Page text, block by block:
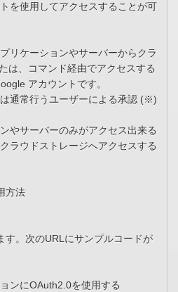
を使用してアクセスすることが可
リケーションやサーバーからクラ
は、コマンド経由でアクセスする
アカウントです。
通常行うユーザーによる承認 (※)
やサーバーのみがアクセス出来る
ラウドストレージへアクセスする
方法
す。次のURLにサンプルコードが
ンにOAuth2.0を使用する